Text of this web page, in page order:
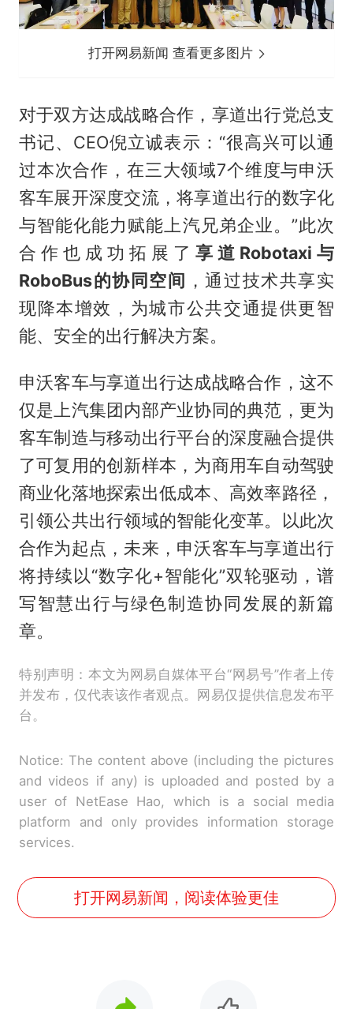
打开网易新闻 查看更多图片
对于双方达成战略合作，享道出行党总支
书记、CEO倪立诚表示：“很高兴可以通
过本次合作，在三大领域7个维度与申沃
客车展开深度交流，将享道出行的数字化
与智能化能力赋能上汽兄弟企业。”此次
合作也成功拓展了享道Robotaxi与
RoboBus的协同空间 ，通过技术共享实
现降本增效，为城市公共交通提供更智
能、安全的出行解决方案。
申沃客车与享道出行达成战略合作，这不
仅是上汽集团内部产业协同的典范，更为
客车制造与移动出行平台的深度融合提供
了可复用的创新样本，为商用车自动驾驶
商业化落地探索出低成本、高效率路径，
引领公共出行领域的智能化变革。以此次
合作为起点，未来，申沃客车与享道出行
将持续以“数字化+智能化”双轮驱动，谱
写智慧出行与绿色制造协同发展的新篇
章。
特别声明：本文为网易自媒体平台“网易号”作者上传
并发布，仅代表该作者观点。网易仅提供信息发布平
台。
Notice: The content above (including the pictures
and videos if any) is uploaded and posted by a
user of NetEase Hao, which is a social media
platform and only provides information storage
services.
打开网易新闻，阅读体验更佳